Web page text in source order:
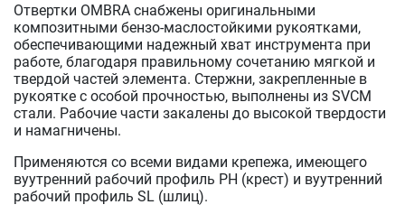
Отвертки OMBRA снабжены оригинальными
композитными бензо-маслостойкими рукоятками,
обеспечивающими надежный хват инструмента при
работе, благодаря правильному сочетанию мягкой и
твердой частей элемента. Стержни, закрепленные в
рукоятке с особой прочноcтью, выполнены из SVCM
стали. Рабочие части закалены до высокой твердости
и намагничены.
Применяются со всеми видами крепежа, имеющего
вyутренний рабочий профиль РН (крест) и вyутренний
рабочий профиль SL (шлиц).